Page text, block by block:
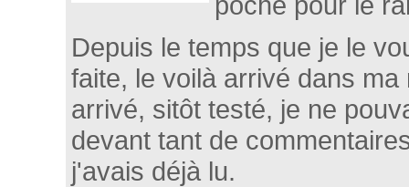
Depuis le temps que je le
faite, le voilà arrivé dans
arrivé, sitôt testé, je ne
devant tant de
j'avais déjà lu.